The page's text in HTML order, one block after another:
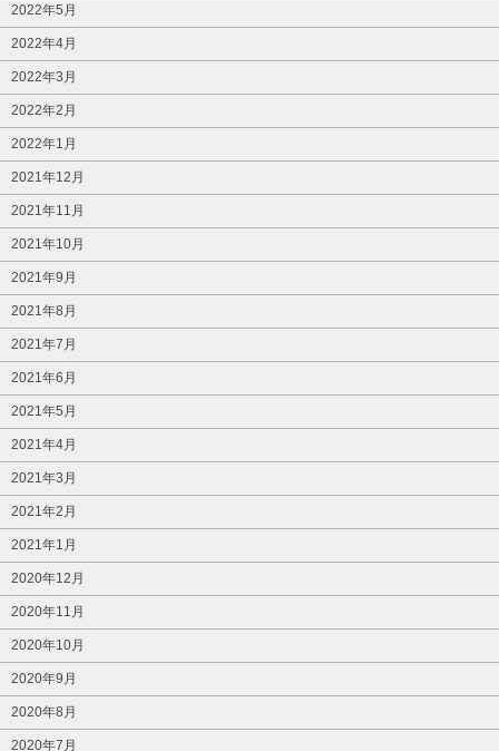
2022年5月
2022年4月
2022年3月
2022年2月
2022年1月
2021年12月
2021年11月
2021年10月
2021年9月
2021年8月
2021年7月
2021年6月
2021年5月
2021年4月
2021年3月
2021年2月
2021年1月
2020年12月
2020年11月
2020年10月
2020年9月
2020年8月
2020年7月